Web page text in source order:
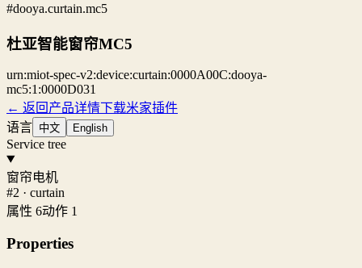
#dooya.curtain.mc5
杜亚智能窗帘MC5
urn:miot-spec-v2:device:curtain:0000A00C:dooya-
mc5:1:0000D031
← 返回产品详情下载米家插件
语言 中文 English
Service tree
窗帘电机
#2 · curtain
属性 6动作 1
Properties